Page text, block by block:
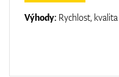
Výhody: Rychlost, kvalita